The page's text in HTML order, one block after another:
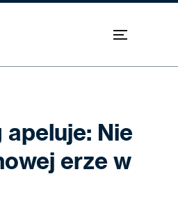
apeluje: Nie
erze w